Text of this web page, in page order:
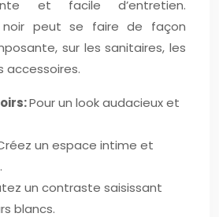
et facile d’entretien.
noir peut se faire de façon
sur les sanitaires, les
accessoires.
Pour un look audacieux et
un espace intime et
un contraste saisissant
blancs.